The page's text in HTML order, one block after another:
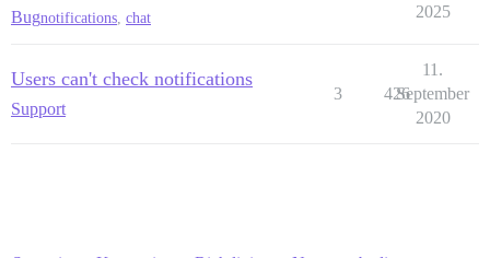
Bugnotifications chat
2025
Users can't check notifications
Support
3 426
11.
September
2020